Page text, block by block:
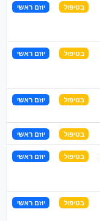
בטיפול יוזם ראשי
בטיפול יוזם ראשי
בטיפול יוזם ראשי
בטיפול יוזם ראשי
בטיפול יוזם ראשי
בטיפול יוזם ראשי